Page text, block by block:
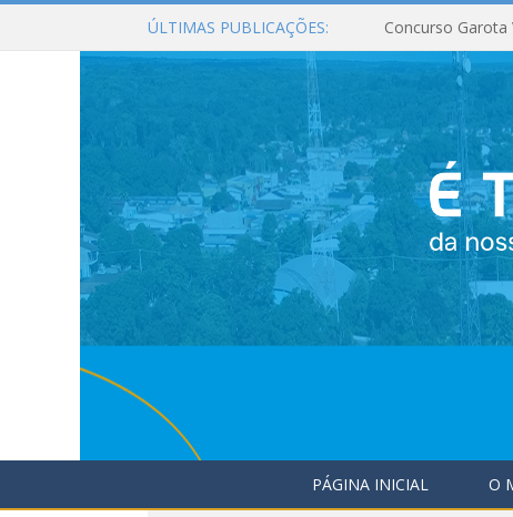
ÚLTIMAS PUBLICAÇÕES: Concurso Garota
PÁGINA INICIAL O